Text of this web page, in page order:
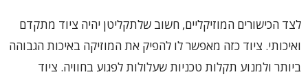
לצד הכישורים המוזיקליים, חשוב שלתקליטן יהיה ציוד מתקדם
ואיכותי. ציוד כזה מאפשר לו להפיק את המוזיקה באיכות הגבוהה
ביותר ולמנוע תקלות טכניות שעלולות לפגוע בחוויה. ציוד